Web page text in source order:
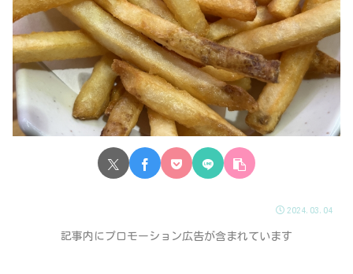
2024.03.04
記事内にプロモーション広告が含まれています